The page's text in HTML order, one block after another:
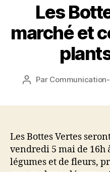
Les
marché et
Auteur
Par
Les Bottes Vertes
vendredi 5 mai de 16h
légumes et de fleurs,